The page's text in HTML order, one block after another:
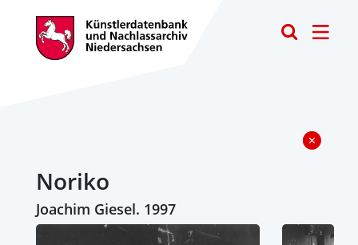
Noriko
Joachim Giesel. 1997